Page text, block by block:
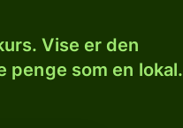
Vise er den
som en lokal.